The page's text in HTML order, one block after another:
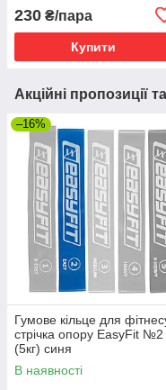
230 ₴/пара
Купити
Акційні пропозиції
–16%
Гумове кільце для
стрічка опору EasyFit №2
(5кг) синя
В наявності